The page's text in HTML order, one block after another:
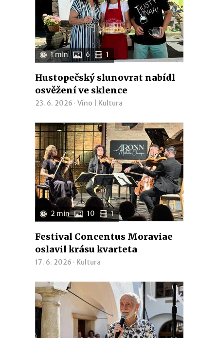
1 min 6 1
Hustopečský slunovrat nabídl
osvěžení ve sklence
23. 6. 2026 · Víno Kultura
2 min 10 1
Festival Concentus Moraviae
oslavil krásu kvarteta
17. 6. 2026 · Kultura